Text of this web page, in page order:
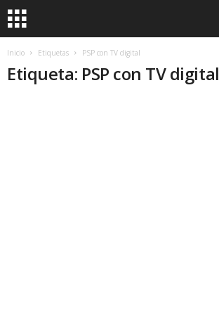
Inicio Etiquetas PSP con TV digital
Etiqueta: PSP con TV digital